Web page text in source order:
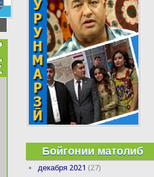
Бойгонии матолиб
декабря 2021 (27)